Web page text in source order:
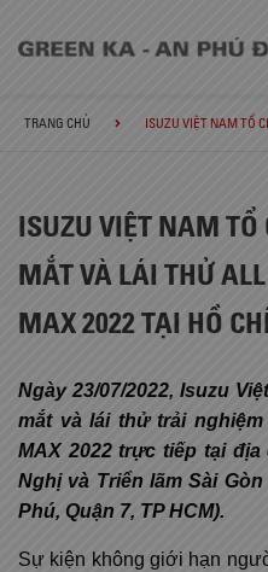
TRANG CHỦ ISUZU VIỆT NAM TỔ
ISUZU VIỆT NAM TỔ
MẮT VÀ LÁI THỬ
MAX 2022 TẠI HỒ
Ngày 23/07/2022, Isuzu
mắt và lái thử trải
MAX 2022 trực tiếp tại
Nghị và Triển lãm Sài
Phú, Quận 7, TP HCM).
Sự kiện không giới hạn